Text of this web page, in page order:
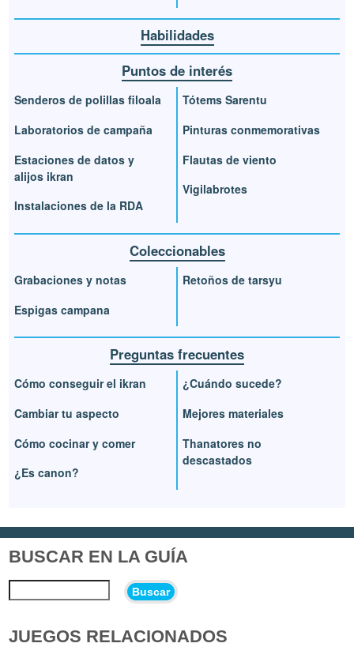
Habilidades
Puntos de interés
Senderos de polillas filoala
Laboratorios de campaña
Estaciones de datos y
alijos ikran
Instalaciones de la RDA
Tótems Sarentu
Pinturas conmemorativas
Flautas de viento
Vigilabrotes
Coleccionables
Grabaciones y notas
Espigas campana
Retoños de tarsyu
Preguntas frecuentes
Cómo conseguir el ikran
Cambiar tu aspecto
Cómo cocinar y comer
¿Es canon?
¿Cuándo sucede?
Mejores materiales
Thanatores no
descastados
BUSCAR EN LA GUÍA
Buscar
JUEGOS RELACIONADOS